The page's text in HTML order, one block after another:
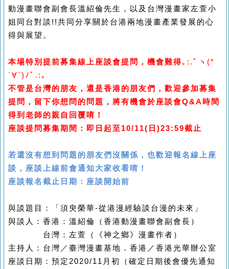
動漫畫聯會副會長溫紹倫先生，以及台灣漫畫家左萱小
姐同台對談!!共同分享關於台港兩地漫畫產業發展的心
得與展望。
本場特別提前募集線上座談會提問，機會難得｡:.ﾟヽ(*
´∀`)ﾉﾟ.:｡
不管是台灣的朋友，還是香港的朋友們，歡迎參加募集
提問，留下你想問的問題，將有機會於座談會Q&A時間
得到老師的親自回覆唷！
座談提問募集期間：即日起至10/11(日)23:59截止
若還沒有想到問題的朋友們沒關係，也歡迎報名線上座
談，座談上線前會通知大家收看唷！
座談報名截止日期：座談開始前
與談題目：「須臾榮華-從港漫經驗談台漫的未來」
與談人：香港：溫紹倫（香港動漫畫聯會副會長）
台灣：左萱（《神之鄉》漫畫作者）
主持人：台灣／臺灣漫畫基地．香港／香港光華辦公室
座談日期：預定2020/11月初（確定日期後會優先通知